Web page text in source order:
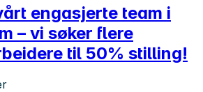
engasjerte team i
– vi søker flere
til 50% stilling!